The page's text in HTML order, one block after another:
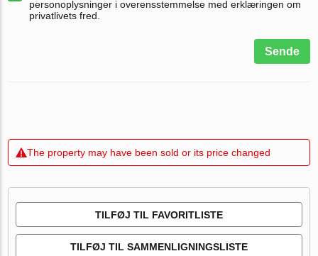
personoplysninger i overensstemmelse med erklæringen om
privatlivets fred.
Sende
The property may have been sold or its price changed
TILFØJ TIL FAVORITLISTE
TILFØJ TIL SAMMENLIGNINGSLISTE